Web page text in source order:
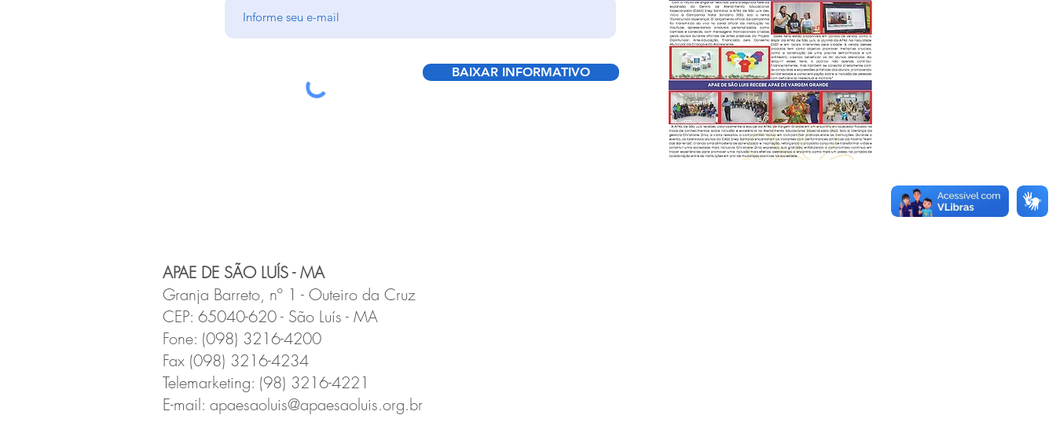
BAIXAR INFORMATIVO
APAE DE SÃO LUÍS - MA
Granja Barreto, nº 1 - Outeiro da Cruz
CEP: 65040-620 - São Luís - MA
Fone: (098) 3216-4200
Fax (098) 3216-4234
Telemarketing: (98) 3216-4221
E-mail: apaesaoluis@apaesaoluis.org.br